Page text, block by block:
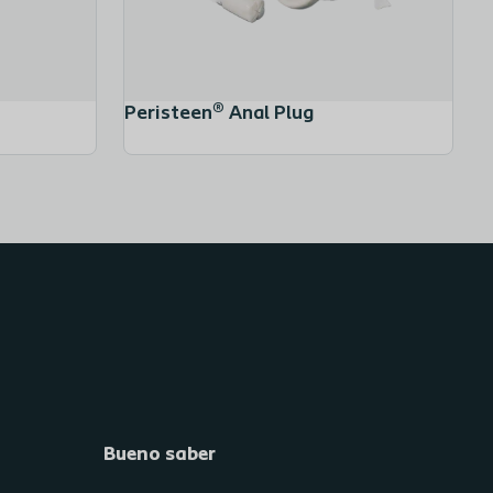
Peristeen® Anal Plug
Bueno saber